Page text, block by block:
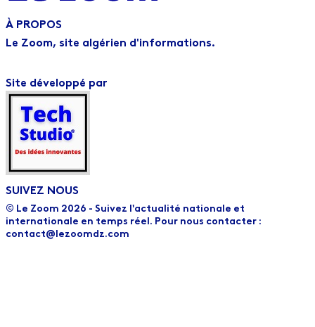
À PROPOS
Le Zoom, site algérien d'informations.
Site développé par
SUIVEZ NOUS
© Le Zoom 2026 - Suivez l'actualité nationale et
internationale en temps réel. Pour nous contacter :
contact@lezoomdz.com